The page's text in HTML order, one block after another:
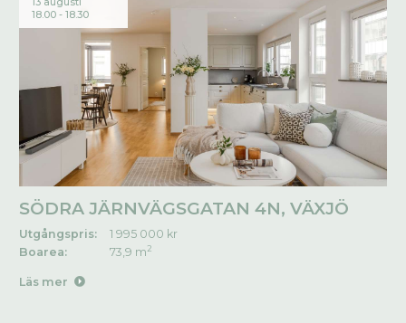
18.00 - 18.30
SÖDRA JÄRNVÄGSGATAN 4N, VÄXJÖ
Utgångspris:
1 995 000 kr
Boarea:
73,9 m2
Läs mer